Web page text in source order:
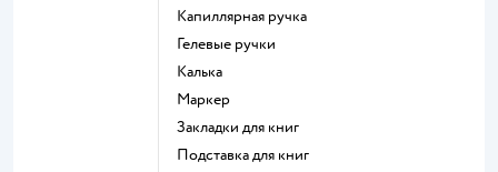
Капиллярная ручка
Гелевые ручки
Калька
Маркер
Закладки для книг
Подставка для книг